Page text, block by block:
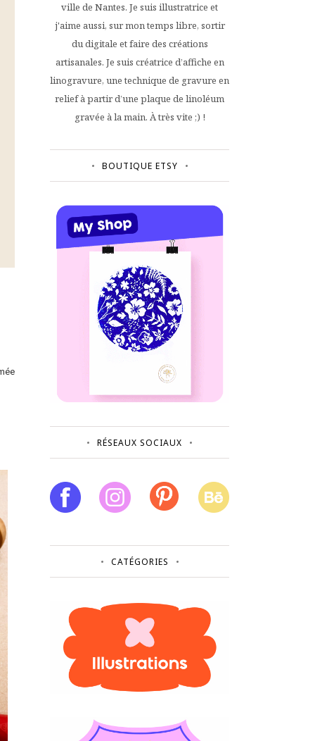
ville de Nantes. Je suis illustratrice et
j'aime aussi, sur mon temps libre, sortir
du digitale et faire des créations
artisanales. Je suis créatrice d’affiche en
linogravure, une technique de gravure en
relief à partir d’une plaque de linoléum
gravée à la main. À très vite ;) !
BOUTIQUE ETSY
RÉSEAUX SOCIAUX
CATÉGORIES